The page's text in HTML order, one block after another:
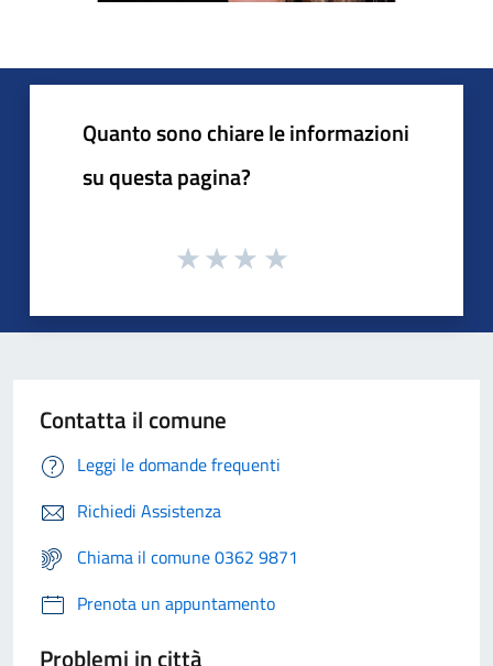
Quanto sono chiare le informazioni
su questa pagina?
Contatta il comune
Leggi le domande frequenti
Richiedi Assistenza
Chiama il comune 0362 9871
Prenota un appuntamento
Problemi in città